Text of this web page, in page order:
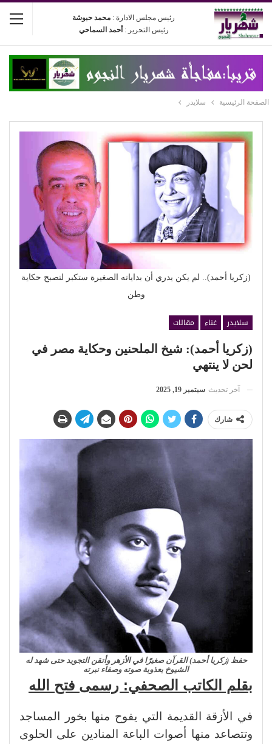
رئيس مجلس الادارة : محمد حبوشة
رئيس التحرير : أحمد السماحي
الصفحة الرئيسية سلايدر
(زكريا أحمد).. لم يكن يدري أن بداياته الصغيرة ستكبر لتصبح حكاية
وطن
سلايدر غناء
مقالات
(زكريا أحمد): شيخ الملحنين وحكاية مصر في
لحن لا ينتهي
آخر تحديث سبتمبر 19, 2025
شارك
حفظ (زكريا أحمد) القرآن صغيرًا في الأزهر وأتقن التجويد حتى شهد له
الشيوخ بعذوبة صوته وصفاء نبرته
بقلم الكاتب الصحفي: رسمى فتح الله
في الأزقة القديمة التي يفوح منها بخور المساجد
وتتصاعد منها أصوات الباعة المنادين على الحلوى